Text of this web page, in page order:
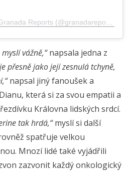
vážně,“napsala jedna z
přesně jako její zesnulá tchyně,
napsal jiný fanoušek a
která si za svou empatii a
Královna lidských srdcí.
tak hrdá,“myslí si další
spatřuje velkou
Mnozí lidé také vyjádřili
zazvonit každý onkologický